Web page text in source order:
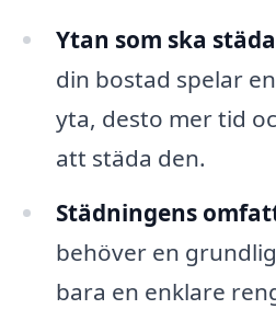
Ytan som ska
din bostad spelar
yta, desto mer tid
att städa den.
Städningens
behöver en
bara en enklare